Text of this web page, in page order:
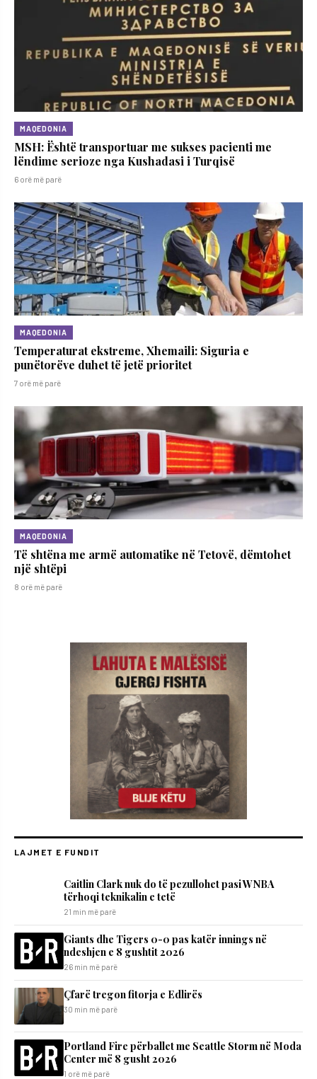
MAQEDONIA
MSH: Është transportuar me sukses pacienti me
lëndime serioze nga Kushadasi i Turqisë
6 orë më parë
MAQEDONIA
Temperaturat ekstreme, Xhemaili: Siguria e
punëtorëve duhet të jetë prioritet
7 orë më parë
MAQEDONIA
Të shtëna me armë automatike në Tetovë, dëmtohet
një shtëpi
8 orë më parë
LAJMET E FUNDIT
Caitlin Clark nuk do të pezullohet pasi WNBA
tërhoqi teknikalin e tetë
21 min më parë
Giants dhe Tigers 0-0 pas katër innings në
ndeshjen e 8 gushtit 2026
26 min më parë
Çfarë tregon fitorja e Edlirës
30 min më parë
Portland Fire përballet me Seattle Storm në Moda
Center më 8 gusht 2026
1 orë më parë